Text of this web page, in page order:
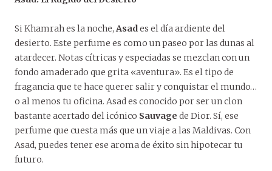
Si Khamrah es la noche,Asades el día ardiente del
desierto. Este perfume es como un paseo por las dunas al
atardecer. Notas cítricas y especiadas se mezclan con un
fondo amaderado que grita «aventura». Es el tipo de
fragancia que te hace querer salir y conquistar el mundo…
o al menos tu oficina. Asad es conocido por ser un clon
bastante acertado del icónico Sauvage de Dior. Sí, ese
perfume que cuesta más que un viaje a las Maldivas. Con
Asad, puedes tener ese aroma de éxito sin hipotecar tu
futuro.